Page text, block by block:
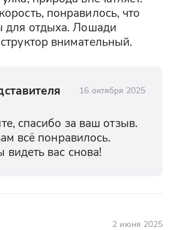
понравилось, что
для отдыха. Лошади
внимательный.
16 октября 2025
спасибо за ваш отзыв.
всё понравилось.
вас снова!
2 июня 2025